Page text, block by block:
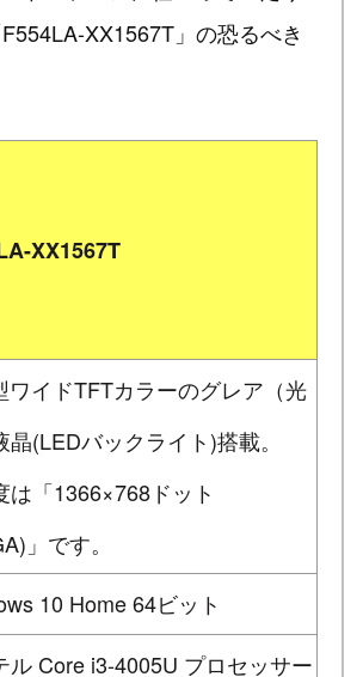
XX1567T」の恐るべき
XX1567T
ワイドTFTカラーのグレア（光
晶(LEDバックライト)搭載。
は「1366×768ドット
」です。
10 Home 64ビット
ル Core i3-4005U プロセッサー